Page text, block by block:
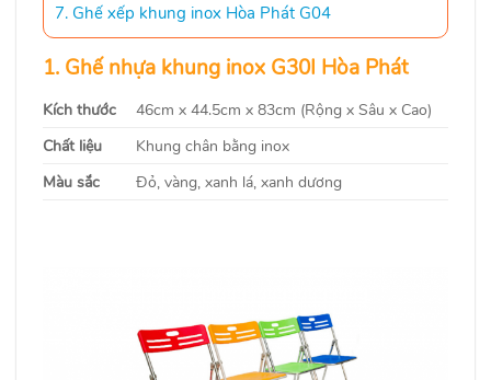
7. Ghế xếp khung inox Hòa Phát G04
1. Ghế nhựa khung inox G30I Hòa Phát
Kích thước
46cm x 44.5cm x 83cm (Rộng x Sâu x Cao)
Chất liệu
Khung chân bằng inox
Màu sắc
Đỏ, vàng, xanh lá, xanh dương